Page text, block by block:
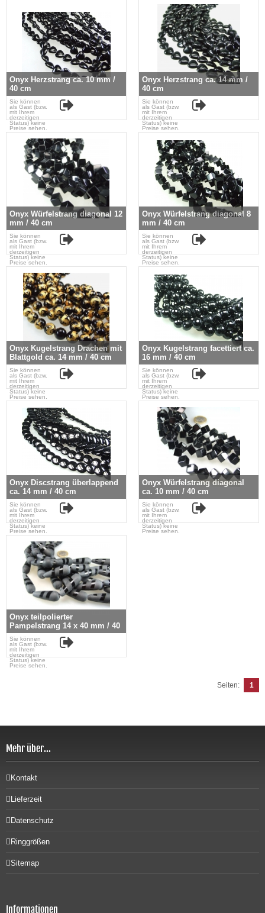
Onyx Herzstrang ca. 10 mm /
40 cm
Sie können
als Gast (bzw.
mit Ihrem
derzeitigen
Status) keine
Preise sehen.
Onyx Herzstrang ca. 14 mm /
40 cm
Sie können
als Gast (bzw.
mit Ihrem
derzeitigen
Status) keine
Preise sehen.
Onyx Würfelstrang diagonal 12
mm / 40 cm
Sie können
als Gast (bzw.
mit Ihrem
derzeitigen
Status) keine
Preise sehen.
Onyx Würfelstrang diagonal 8
mm / 40 cm
Sie können
als Gast (bzw.
mit Ihrem
derzeitigen
Status) keine
Preise sehen.
Onyx Kugelstrang Drachen mit
Blattgold ca. 14 mm / 40 cm
Sie können
als Gast (bzw.
mit Ihrem
derzeitigen
Status) keine
Preise sehen.
Onyx Kugelstrang facettiert ca.
16 mm / 40 cm
Sie können
als Gast (bzw.
mit Ihrem
derzeitigen
Status) keine
Preise sehen.
Onyx Discstrang überlappend
ca. 14 mm / 40 cm
Sie können
als Gast (bzw.
mit Ihrem
derzeitigen
Status) keine
Preise sehen.
Onyx Würfelstrang diagonal
ca. 10 mm / 40 cm
Sie können
als Gast (bzw.
mit Ihrem
derzeitigen
Status) keine
Preise sehen.
Onyx teilpolierter
Pampelstrang 14 x 40 mm / 40
cm
Sie können
als Gast (bzw.
mit Ihrem
derzeitigen
Status) keine
Preise sehen.
Seiten: 1
Mehr über...
Kontakt
Lieferzeit
Datenschutz
Ringgrößen
Sitemap
Informationen